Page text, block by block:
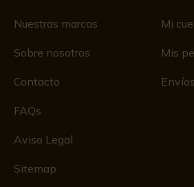
Nuestras marcas
Sobre nosotros
Contacto
FAQs
Aviso Legal
Sitemap
Mi
Mis